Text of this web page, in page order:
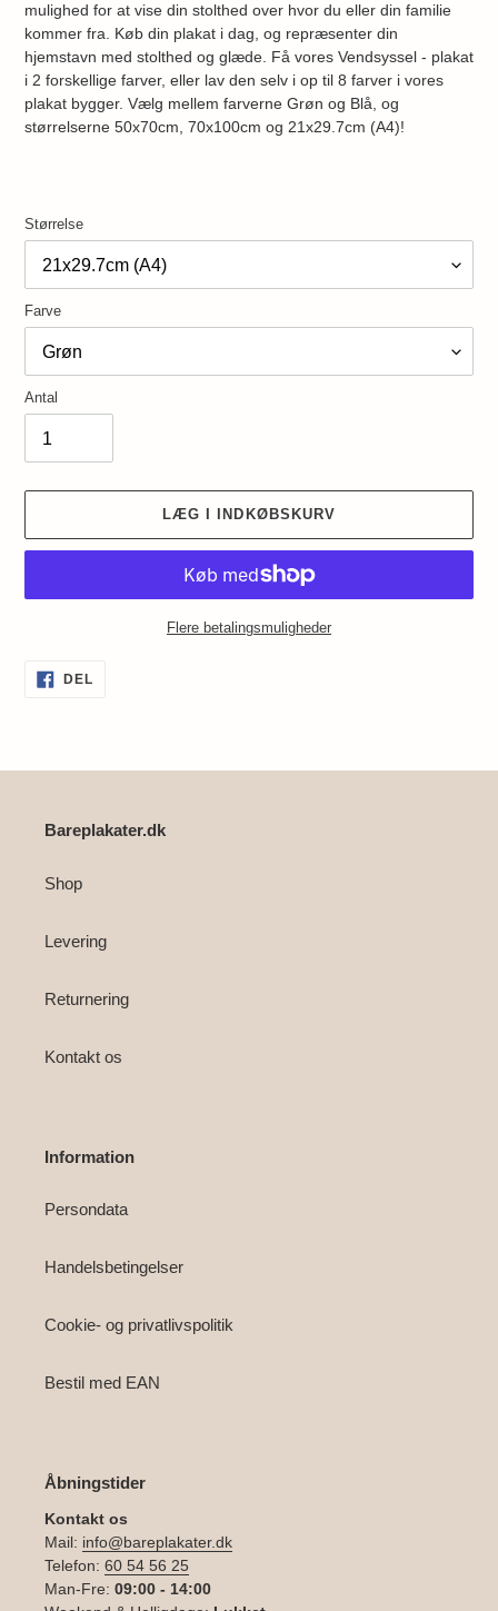
mulighed for at vise din stolthed over hvor du eller din familie
kommer fra. Køb din plakat i dag, og repræsenter din
hjemstavn med stolthed og glæde. Få vores Vendsyssel - plakat
i 2 forskellige farver, eller lav den selv i op til 8 farver i vores
plakat bygger. Vælg mellem farverne Grøn og Blå, og
størrelserne 50x70cm, 70x100cm og 21x29.7cm (A4)!
Størrelse
Farve
Antal
LÆG I INDKØBSKURV
Flere betalingsmuligheder
Lægger
produkt
DEL
Bareplakater.dk
Shop
Levering
Returnering
Kontakt os
Information
Persondata
Handelsbetingelser
Cookie- og privatlivspolitik
Bestil med EAN
Åbningstider
Kontakt os
Mail: info@bareplakater.dk
Telefon: 60 54 56 25
Man-Fre: 09:00 - 14:00